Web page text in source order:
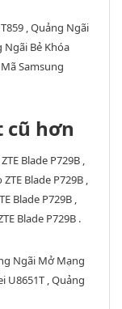
, Quảng Ngãi
Ngãi Bẻ Khóa
Samsung
cũ hơn
Blade P729B ,
Blade P729B ,
Blade P729B ,
Blade P729B .
Ngãi Mở Mạng
U8651T , Quảng